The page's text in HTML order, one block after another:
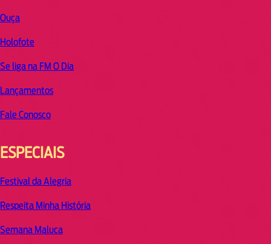
Ouça
Holofote
Se liga na FM O Dia
Lançamentos
Fale Conosco
ESPECIAIS
Festival da Alegria
Respeita Minha História
Semana Maluca